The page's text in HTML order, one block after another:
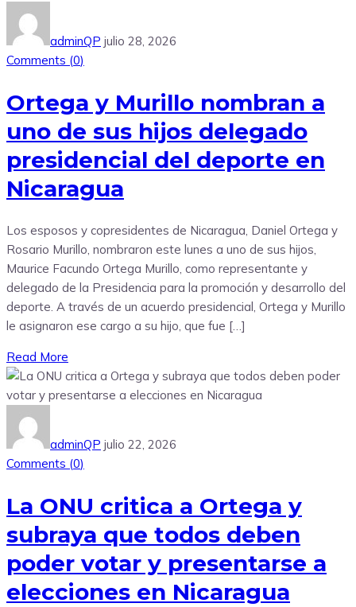
adminQP julio 28, 2026
Comments (0)
Ortega y Murillo nombran a
uno de sus hijos delegado
presidencial del deporte en
Nicaragua
Los esposos y copresidentes de Nicaragua, Daniel Ortega y
Rosario Murillo, nombraron este lunes a uno de sus hijos,
Maurice Facundo Ortega Murillo, como representante y
delegado de la Presidencia para la promoción y desarrollo del
deporte. A través de un acuerdo presidencial, Ortega y Murillo
le asignaron ese cargo a su hijo, que fue […]
Read More
adminQP julio 22, 2026
Comments (0)
La ONU critica a Ortega y
subraya que todos deben
poder votar y presentarse a
elecciones en Nicaragua